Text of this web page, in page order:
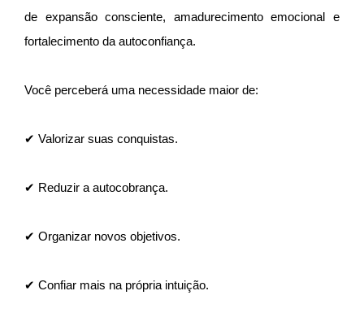
de expansão consciente, amadurecimento emocional e
fortalecimento da autoconfiança.
Você perceberá uma necessidade maior de:
✔ Valorizar suas conquistas.
✔ Reduzir a autocobrança.
✔ Organizar novos objetivos.
✔ Confiar mais na própria intuição.